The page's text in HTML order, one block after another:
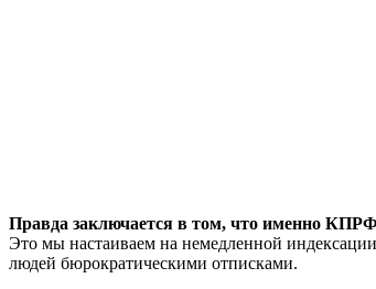
Правда заключается в том, что именно КПРФ
Это мы настаиваем на немедленной
людей бюрократическими отписками.